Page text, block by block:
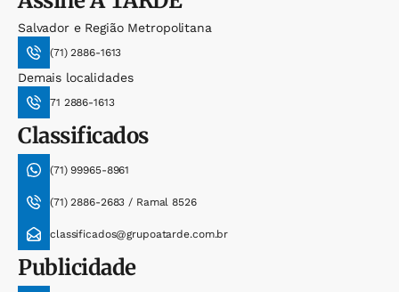
Salvador e Região Metropolitana
(71) 2886-1613
Demais localidades
71 2886-1613
Classificados
(71) 99965-8961
(71) 2886-2683 / Ramal 8526
classificados@grupoatarde.com.br
Publicidade